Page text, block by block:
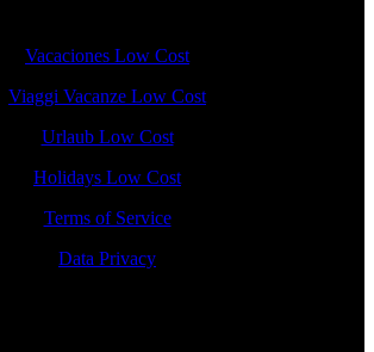
Vacaciones Low Cost
Viaggi Vacanze Low Cost
Urlaub Low Cost
Holidays Low Cost
Terms of Service
Data Privacy